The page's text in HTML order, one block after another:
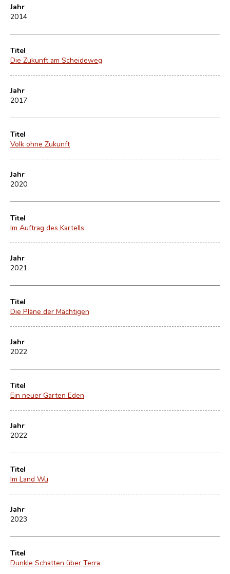
Jahr
2014
Titel
Die Zukunft am Scheideweg
Jahr
2017
Titel
Volk ohne Zukunft
Jahr
2020
Titel
Im Auftrag des Kartells
Jahr
2021
Titel
Die Pläne der Mächtigen
Jahr
2022
Titel
Ein neuer Garten Eden
Jahr
2022
Titel
Im Land Wu
Jahr
2023
Titel
Dunkle Schatten über Terra